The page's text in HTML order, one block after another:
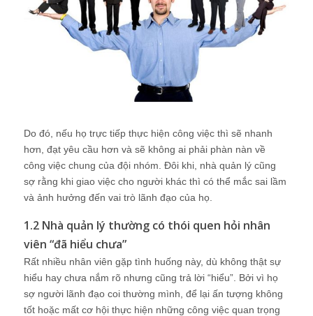
Do đó, nếu họ trực tiếp thực hiện công việc thì sẽ nhanh
hơn, đạt yêu cầu hơn và sẽ không ai phải phàn nàn về
công việc chung của đội nhóm. Đôi khi, nhà quản lý cũng
sợ rằng khi giao việc cho người khác thì có thể mắc sai lầm
và ảnh hưởng đến vai trò lãnh đạo của họ.
1.2 Nhà quản lý thường có thói quen hỏi nhân
viên “đã hiểu chưa”
Rất nhiều nhân viên gặp tình huống này, dù không thật sự
hiểu hay chưa nắm rõ nhưng cũng trả lời “hiểu”. Bởi vì họ
sợ người lãnh đạo coi thường mình, để lại ấn tượng không
tốt hoặc mất cơ hội thực hiện những công việc quan trọng